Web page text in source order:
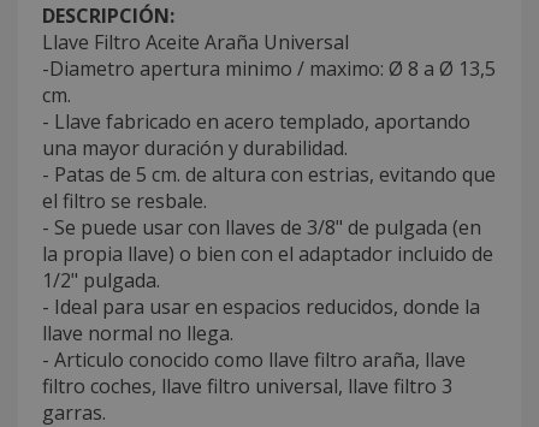
DESCRIPCIÓN:
Llave Filtro Aceite Araña Universal
-Diametro apertura minimo / maximo: Ø 8 a Ø 13,5
cm.
- Llave fabricado en acero templado, aportando
una mayor duración y durabilidad.
- Patas de 5 cm. de altura con estrias, evitando que
el filtro se resbale.
- Se puede usar con llaves de 3/8" de pulgada (en
la propia llave) o bien con el adaptador incluido de
1/2" pulgada.
- Ideal para usar en espacios reducidos, donde la
llave normal no llega.
- Articulo conocido como llave filtro araña, llave
filtro coches, llave filtro universal, llave filtro 3
garras.